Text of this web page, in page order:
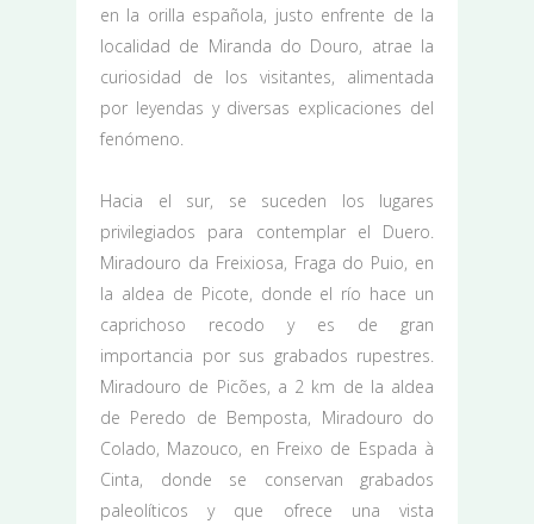
en la orilla española, justo enfrente de la
localidad de Miranda do Douro, atrae la
curiosidad de los visitantes, alimentada
por leyendas y diversas explicaciones del
fenómeno.
Hacia el sur, se suceden los lugares
privilegiados para contemplar el Duero.
Miradouro da Freixiosa, Fraga do Puio, en
la aldea de Picote, donde el río hace un
caprichoso recodo y es de gran
importancia por sus grabados rupestres.
Miradouro de Picões, a 2 km de la aldea
de Peredo de Bemposta, Miradouro do
Colado, Mazouco, en Freixo de Espada à
Cinta, donde se conservan grabados
paleolíticos y que ofrece una vista